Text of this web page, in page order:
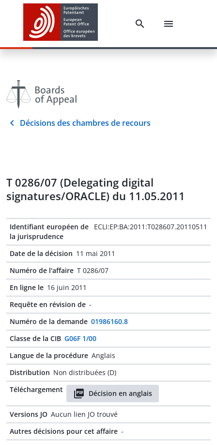
Décisions des chambres de recours
T 0286/07 (Delegating digital
signatures/ORACLE) du 11.05.2011
Identifiant européen de
la jurisprudence
ECLI:EP:BA:2011:T028607.20110511
Date de la décision 11 mai 2011
Numéro de l'affaire T 0286/07
En ligne le 16 juin 2011
Requête en révision de -
Numéro de la demande 01986160.8
Classe de la CIB G06F 1/00
Langue de la procédure Anglais
Distribution Non distribuées (D)
Téléchargement
Décision en anglais
Versions JO Aucun lien JO trouvé
Autres décisions pour cet affaire -